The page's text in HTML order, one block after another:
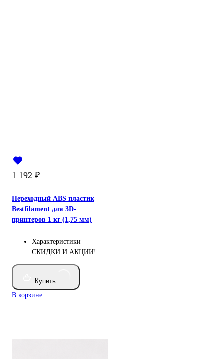
1 192 ₽
Переходный ABS пластик
Bestfilament для 3D-
принтеров 1 кг (1,75 мм)
Характеристики
СКИДКИ И АКЦИИ!
Купить
В корзине